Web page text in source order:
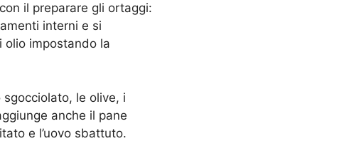
il preparare gli ortaggi:
interni e si
olio impostando la
le olive, i
anche il pane
e l’uovo sbattuto.